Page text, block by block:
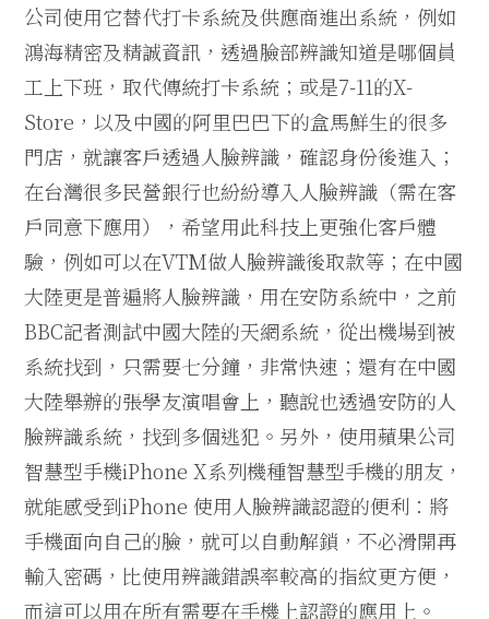
公司使用它替代打卡系統及供應商進出系統，例如
鴻海精密及精誠資訊，透過臉部辨識知道是哪個員
工上下班，取代傳統打卡系統；或是7-11的X-
Store ，以及中國的阿里巴巴下的盒馬鮮生的很多
門店，就讓客戶透過人臉辨識，確認身份後進入；
在台灣很多民營銀行也紛紛導入人臉辨識（需在客
戶同意下應用），希望用此科技上更強化客戶體
驗，例如可以在VTM做人臉辨識後取款等；在中國
大陸更是普遍將人臉辨識，用在安防系統中，之前
BBC記者測試中國大陸的天網系統，從出機場到被
系統找到，只需要七分鐘，非常快速；還有在中國
大陸舉辦的張學友演唱會上，聽說也透過安防的人
臉辨識系統，找到多個逃犯。另外，使用蘋果公司
智慧型手機iPhone X系列機種智慧型手機的朋友，
就能感受到iPhone使用人臉辨識認證的便利：將
手機面向自己的臉，就可以自動解鎖，不必滑開再
輸入密碼，比使用辨識錯誤率較高的指紋更方便，
而這可以用在所有需要在手機上認證的應用上。